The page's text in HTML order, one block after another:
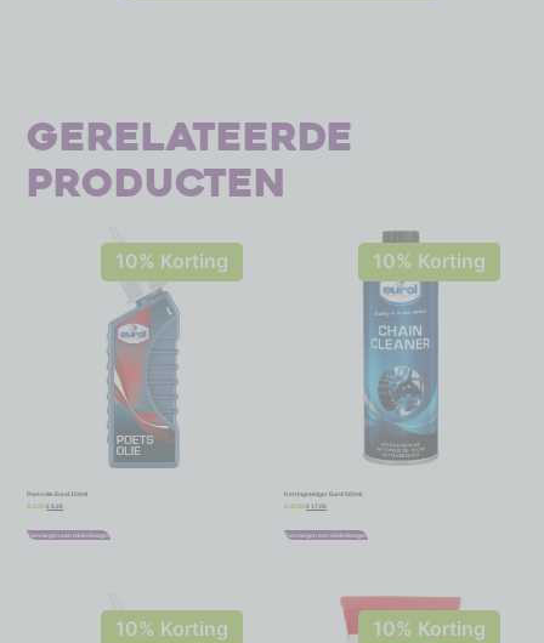
Gerelateerde
producten
10% Korting
Poetsolie Eurol 100ml
€6,95 € 6,26
Toevoegen aan winkelwagen
10% Korting
Kettingreiniger Eurol 500ml
€ 18,95 € 17,06
Toevoegen aan winkelwagen
10% Korting 10% Korting